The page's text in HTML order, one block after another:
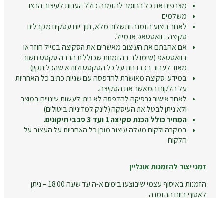
מצרפים את כל החומר להזמנה כולל הערות לעיצוב הרצוי
משלמים
לאחר ביצוע הזמנה ותשלום מלא, תוך יום עסקים מקבלים
סקיצה בוואטסאפ או מייל.
אם אהבתם את העיצוב מאשרים את הסקיצה במייל חוזר או
בוואטסאפ (שימו לב בהזמנות שכוללות הרבה טקסט חשוב
מאוד לעבור בכבדנות על כל הטקסט ולוודא שהכל תקין).
במידע וסקיצה מאושרת להדפסה עם שגיות כתיב כל האחריות
על הלקוח המאשר את הסקיצה.
לאחר אישור גרפיקה להדפסה לא ניתן לעשות שינויים במוצר
ולא ניתן לבטל את העיסקה (לינק למדיניות ביטולים)
המחיר כולל הכנת סקיצה 1 ועד 3 סבבי תיקונים.
במקרה ולקוח מעלה עיצוב מוכן כל האחריות על העצוב על
הלקוח
זמני יצור להזמנות אונליין
הזמנות באיסוף עצמי שיבוצעו בימים א-ה עד שעה 18:00 – ניתן
לאסוף ביום ההזמנה.